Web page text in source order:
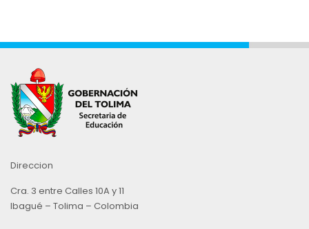
Direccion
Cra. 3 entre Calles 10A y 11
Ibagué – Tolima – Colombia